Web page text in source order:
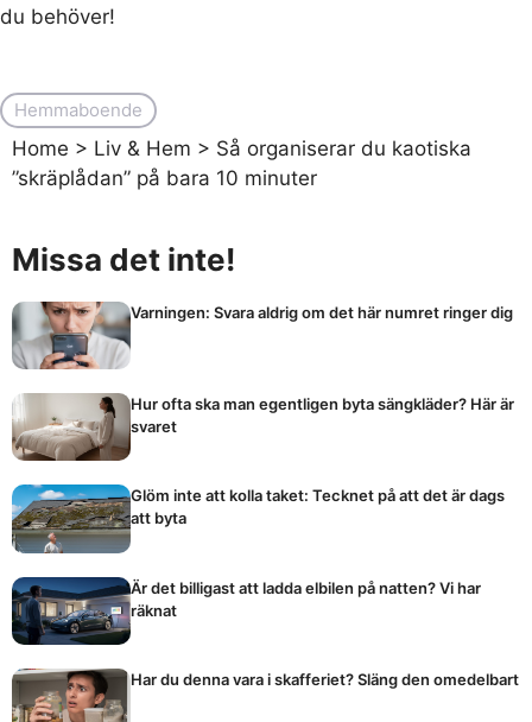
du behöver!
Hemmaboende
Home > Liv & Hem > Så organiserar du kaotiska
”skräplådan” på bara 10 minuter
Missa det inte!
Varningen: Svara aldrig om det här numret ringer dig
Hur ofta ska man egentligen byta sängkläder? Här är
svaret
Glöm inte att kolla taket: Tecknet på att det är dags
att byta
Är det billigast att ladda elbilen på natten? Vi har
räknat
Har du denna vara i skafferiet? Släng den omedelbart